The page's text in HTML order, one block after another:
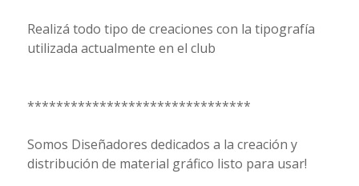
Realizá todo tipo de creaciones con la tipografía
utilizada actualmente en el club
*******************************
Somos Diseñadores dedicados a la creación y
distribución de material gráfico listo para usar!